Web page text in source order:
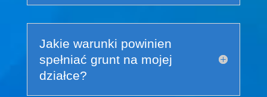
Jakie warunki powinien
spełniać grunt na mojej
działce?